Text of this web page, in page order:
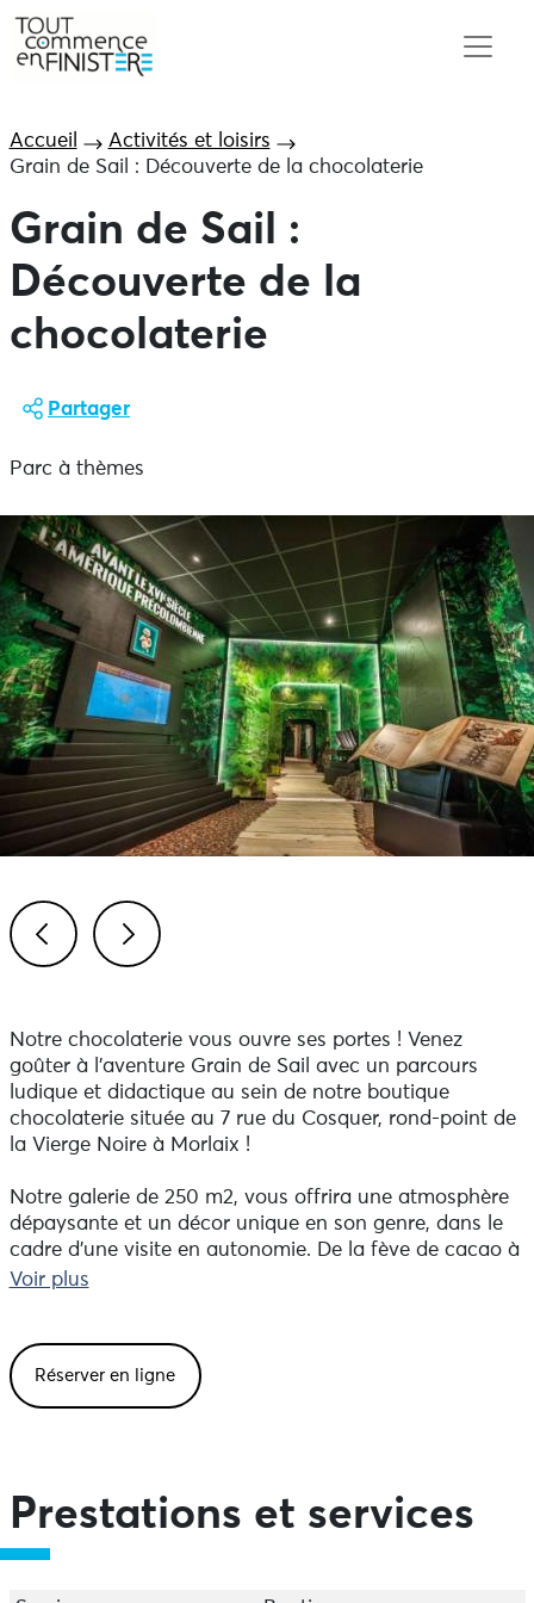
Accueil
Activités et loisirs
Grain de Sail : Découverte de la chocolaterie
Grain de Sail :
Découverte de la
chocolaterie
Partager
Parc à thèmes
Notre chocolaterie vous ouvre ses portes ! Venez
goûter à l’aventure Grain de Sail avec un parcours
ludique et didactique au sein de notre boutique
chocolaterie située au 7 rue du Cosquer, rond-point de
la Vierge Noire à Morlaix !
Notre galerie de 250 m2, vous offrira une atmosphère
dépaysante et un décor unique en son genre, dans le
cadre d’une visite en autonomie. De la fève de cacao à
la confection des tablettes, la production du chocolat
Pour prolonger votre découverte, participez à l’atelier «
Labo tablettes », confectionnez et personnalisez la
- Boutique-chocolaterie ouverte du mardi au samedi,
fériés (sauf exception).
Voir plus
Réserver en ligne
Prestations et services